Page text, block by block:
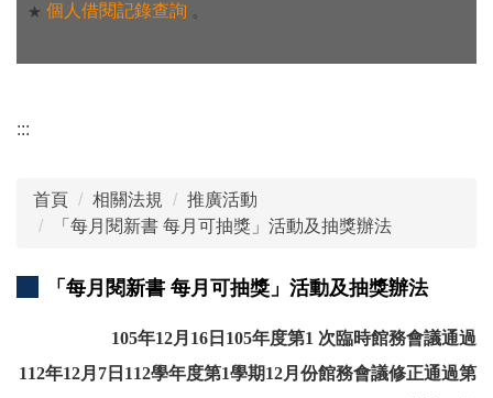
★ 個人借閱記錄查詢 。
:::
首頁 相關法規
推廣活動
「每月閱新書 每月可抽獎」活動及抽獎辦法
「每月閱新書 每月可抽獎」活動及抽獎辦法
105年12月16日105年度第1 次臨時館務會議通過
112年12月7日112學年度第1學期12月份館務會議修正通過第